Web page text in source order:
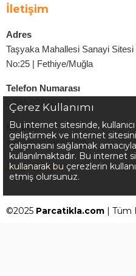
İletişim
Adres
Taşyaka Mahallesi Sanayi
No:25 | Fethiye/Muğla
Telefon Numarası
0 555 022 50 50
E-Posta
info@parcatikla.com
Hızlı Erişim
©2025 Parcatikla.com | Tüm
Çerez Kullanımı
Bu internet sitesinde,
geliştirmek ve internet
çalışmasını sağlamak
kullanılmaktadır. Bu internet
kullanarak bu çerezlerin
etmiş olursunuz.